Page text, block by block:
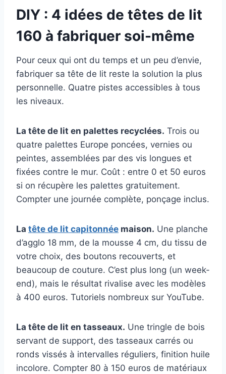
DIY : 4 idées de têtes de lit
160 à fabriquer soi-même
Pour ceux qui ont du temps et un peu d’envie,
fabriquer sa tête de lit reste la solution la plus
personnelle. Quatre pistes accessibles à tous
les niveaux.
La tête de lit en palettes recyclées. Trois ou
quatre palettes Europe poncées, vernies ou
peintes, assemblées par des vis longues et
fixées contre le mur. Coût : entre 0 et 50 euros
si on récupère les palettes gratuitement.
Compter une journée complète, ponçage inclus.
La tête de lit capitonnée maison. Une planche
d’agglo 18 mm, de la mousse 4 cm, du tissu de
votre choix, des boutons recouverts, et
beaucoup de couture. C’est plus long (un week-
end), mais le résultat rivalise avec les modèles
à 400 euros. Tutoriels nombreux sur YouTube.
La tête de lit en tasseaux. Une tringle de bois
servant de support, des tasseaux carrés ou
ronds vissés à intervalles réguliers, finition huile
incolore. Compter 80 à 150 euros de matériaux